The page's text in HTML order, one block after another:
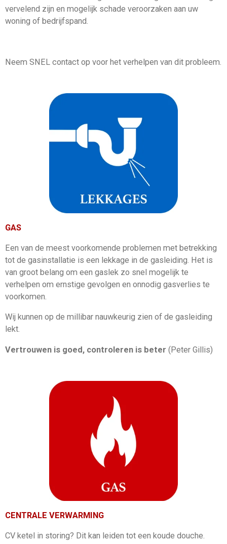
vervelend zijn en mogelijk schade veroorzaken aan uw
woning of bedrijfspand.
Neem SNEL contact op voor het verhelpen van dit probleem.
GAS
Een van de meest voorkomende problemen met betrekking
tot de gasinstallatie is een lekkage in de gasleiding. Het is
van groot belang om een gaslek zo snel mogelijk te
verhelpen om ernstige gevolgen en onnodig gasverlies te
voorkomen.
Wij kunnen op de millibar nauwkeurig zien of de gasleiding
lekt.
Vertrouwen is goed, controleren is beter (Peter Gillis)
CENTRALE VERWARMING
CV ketel in storing? Dit kan leiden tot een koude douche.